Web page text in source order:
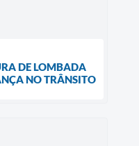
DE LOMBADA
NO TRÂNSITO